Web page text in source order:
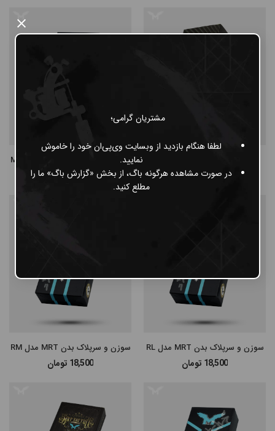
مشتریان گرامی؛
لطفا هنگام بازدید از وبسایت وی‌پی‌ان خود را خاموش
نمایید.
در صورت مشاهده هرگونه باگ، از بخش «گزارش باگ» ما را
مطلع کنید.
×
تومان
سوزن و سرپلاک بدن MRT مدل M1
18,500تومان
سوزن و سرپلاک بدن MRT مدل RL
18,500 تومان
سوزن و سرپلاک بدن MRT مدل RM
18,500 تومان